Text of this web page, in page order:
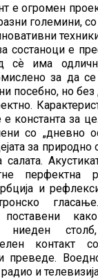
е огромен
големини,
состаноци е
сѐ има
за да
посебно, но без
константа за
со „дневно
за природно
перфектна
и
поставени
ниеден
контакт
преведе.
и